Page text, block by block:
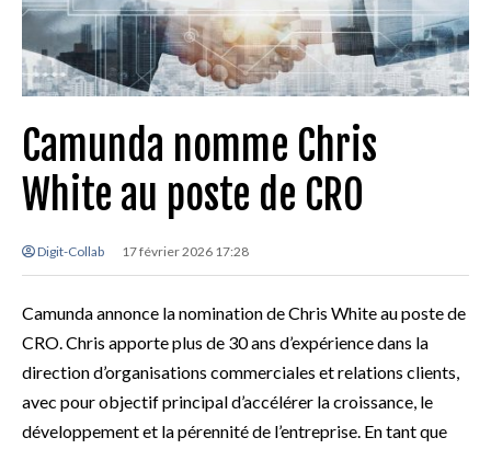
Camunda nomme Chris
White au poste de CRO
Digit-Collab 17 février 2026 17:28
Camunda annonce la nomination de Chris White au poste de
CRO. Chris apporte plus de 30 ans d’expérience dans la
direction d’organisations commerciales et relations clients,
avec pour objectif principal d’accélérer la croissance, le
développement et la pérennité de l’entreprise. En tant que